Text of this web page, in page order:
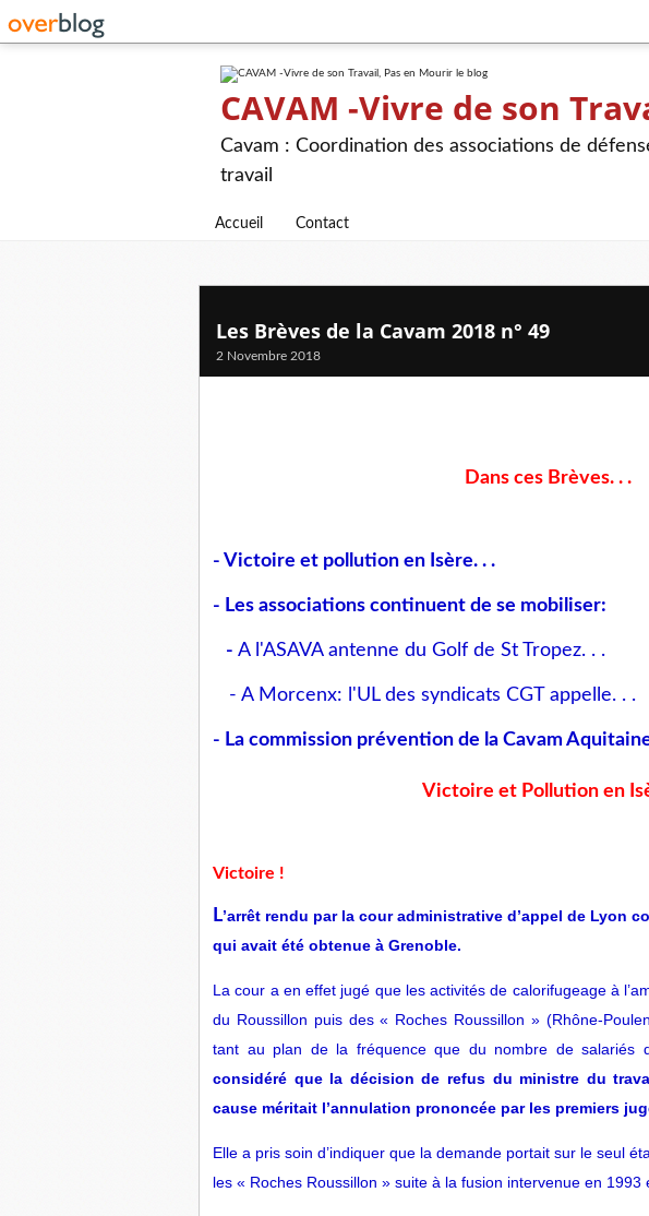
CAVAM -Vivre de son
Cavam : Coordination des associations de
travail
Accueil Contact
Les Brèves de la Cavam 2018 n° 49
2 Novembre 2018
Dans ces Brèves. . .
- Victoire et pollution en Isère. . .
- Les associations continuent de se mobiliser:
- A l'ASAVA antenne du Golf de St Tropez. . .
- A Morcenx: l'UL des syndicats CGT appelle. . .
- La commission prévention de la Cavam
Victoire et Pollution en
Victoire !
L’arrêt rendu par la cour administrative d’appel de Lyon
qui avait été obtenue à Grenoble.
La cour a en effet jugé que les activités de calorifugeage à
du Roussillon puis des « Roches Roussillon » (Rhône-
tant au plan de la fréquence que du nombre de
considéré que la décision de refus du ministre du
cause méritait l’annulation prononcée par les premiers
Elle a pris soin d’indiquer que la demande portait sur le seul
les « Roches Roussillon » suite à la fusion intervenue en 1993